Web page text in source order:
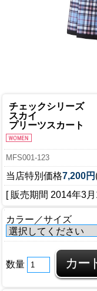
チェックシリーズ
スカイ
プリーツスカート
MFS001-123
当店特別価格7,200円
[ 販売期間 2014年3
カラー／サイズ
数量